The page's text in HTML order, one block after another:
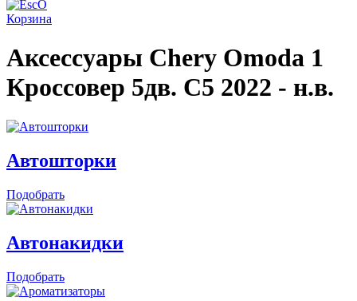
Корзина
Аксессуары Chery Omoda 1
Кроссовер 5дв. C5 2022 - н.в.
Автошторки
Подобрать
Автонакидки
Подобрать